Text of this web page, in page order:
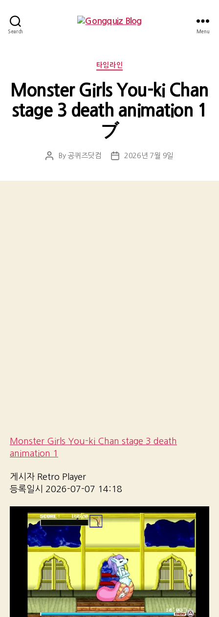
Search Menu
Categories
타임라인
Monster Girls You-ki Chan
stage 3 death animation 1
ブ
PostBy 공퀴즈닷컴
Post2026년 7월 9일
Monster Girls You-ki Chan stage 3 death
animation 1
게시자 Retro Player
등록일시 2026-07-07 14:18